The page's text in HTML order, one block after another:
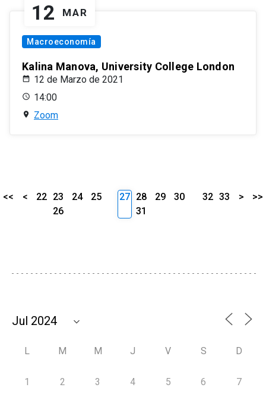
12 MAR
Macroeconomía
Kalina Manova, University College London
12 de Marzo de 2021
14:00
Zoom
<< < 22 23 24
25
26
27 28 29
30
31
32 33 > >>
L M M J V S D
1 2 3 4 5 6 7